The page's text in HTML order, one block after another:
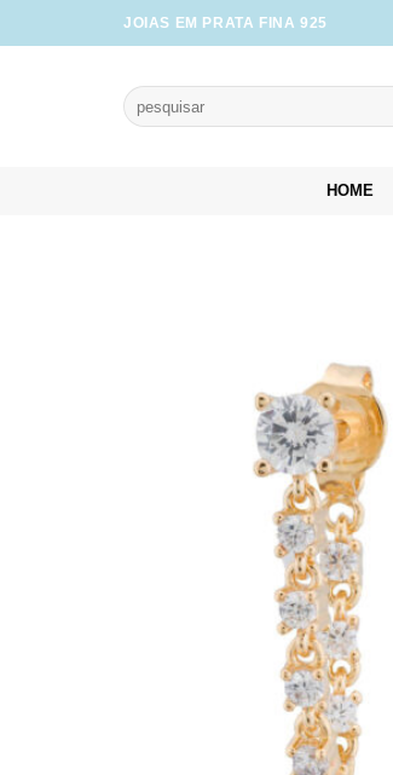
to
JOIAS EM PRATA FINA 925
Pesquisar
por:
HOME